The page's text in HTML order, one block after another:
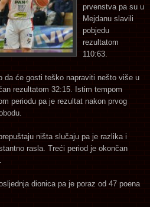
prvenstva pa su u
Mejdanu slavili
pobjedu
rezultatom
110:63.
da će gosti teško napraviti nešto više u
rezultatom 32:15. Istim tempom
periodu pa je rezultat nakon prvog
ništa slučaju pa je razlika i
rasla. Treći period je okončan
dionica pa je poraz od 47 poena